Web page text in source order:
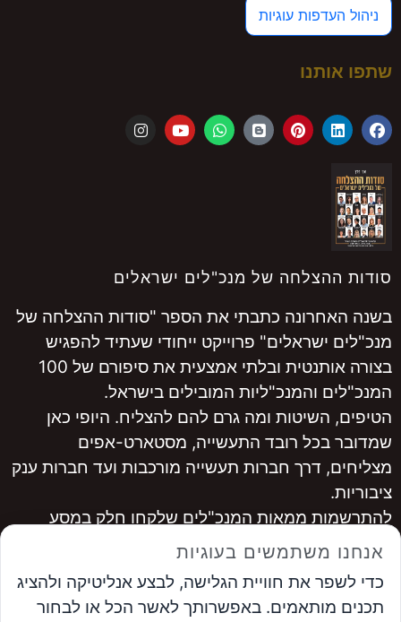
ניהול העדפות עוגיות
שתפו אותנו
סודות ההצלחה של מנכ"לים ישראלים
בשנה האחרונה כתבתי את הספר "סודות ההצלחה של
מנכ"לים ישראלים" פרוייקט ייחודי שעתיד להפגיש
בצורה אותנטית ובלתי אמצעית את סיפורם של 100
המנכ"לים והמנכ"ליות המובילים בישראל.
הטיפים, השיטות ומה גרם להם להצליח. היופי כאן
שמדובר בכל רובד התעשייה, מסטארט-אפים
מצליחים, דרך חברות תעשייה מורכבות ועד חברות ענק
ציבוריות.
להתרשמות ממאות המנכ"לים שלקחו חלק במסע
...............
אבי פרץ, מייסד פורום המנכ"לים ומנכ"ל פתרונות
אנחנו משתמשים בעוגיות
כדי לשפר את חוויית הגלישה, לבצע אנליטיקה ולהציג
תכנים מותאמים. באפשרותך לאשר הכל או לבחור